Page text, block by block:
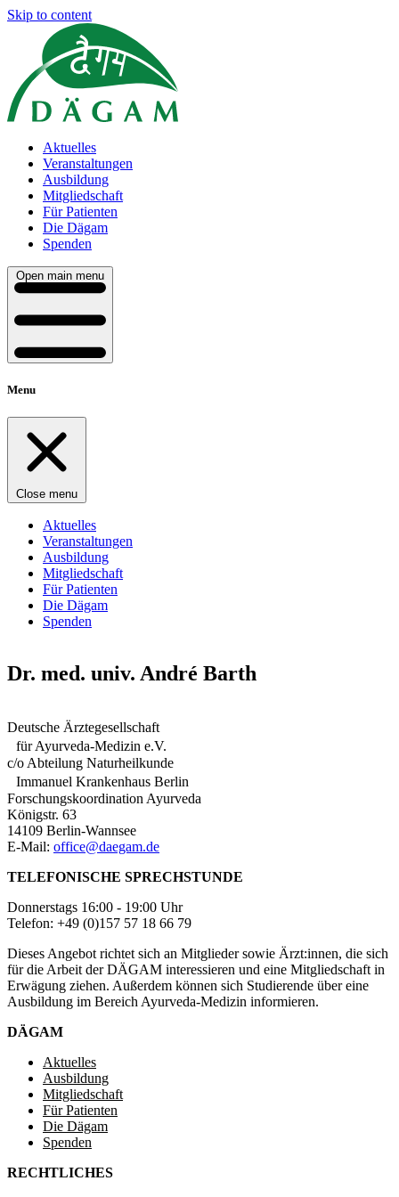
Skip to content
Aktuelles
Veranstaltungen
Ausbildung
Mitgliedschaft
Für Patienten
Die Dägam
Spenden
Open main menu
Menu
Close menu
Aktuelles
Veranstaltungen
Ausbildung
Mitgliedschaft
Für Patienten
Die Dägam
Spenden
Dr. med. univ. André Barth
Deutsche Ärztegesellschaft
für Ayurveda-Medizin e.V.
c/o Abteilung Naturheilkunde
Immanuel Krankenhaus Berlin
Forschungskoordination Ayurveda
Königstr. 63
14109 Berlin-Wannsee
E-Mail: office@daegam.de
TELEFONISCHE SPRECHSTUNDE
Donnerstags 16:00 - 19:00 Uhr
Telefon: +49 (0)157 57 18 66 79
Dieses Angebot richtet sich an Mitglieder sowie Ärzt:innen, die sich
für die Arbeit der DÄGAM interessieren und eine Mitgliedschaft in
Erwägung ziehen. Außerdem können sich Studierende über eine
Ausbildung im Bereich Ayurveda-Medizin informieren.
DÄGAM
Aktuelles
Ausbildung
Mitgliedschaft
Für Patienten
Die Dägam
Spenden
RECHTLICHES